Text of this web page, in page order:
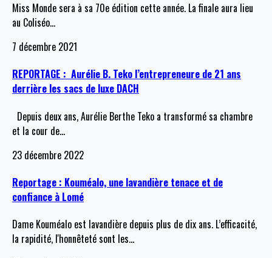
Miss Monde sera à sa 70e édition cette année. La finale aura lieu
au Coliséo…
7 décembre 2021
REPORTAGE : Aurélie B. Teko l’entrepreneure de 21 ans
derrière les sacs de luxe DACH
Depuis deux ans, Aurélie Berthe Teko a transformé sa chambre
et la cour de…
23 décembre 2022
Reportage : Kouméalo, une lavandière tenace et de
confiance à Lomé
Dame Kouméalo est lavandière depuis plus de dix ans. L’efficacité,
la rapidité, l'honnêteté sont les…